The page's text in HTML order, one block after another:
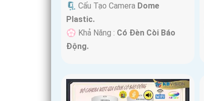
🗜️ Cấu Tạo Camera Dome
Plastic.
️💮 Khả Năng : Có Ðèn Còi Báo
Động.